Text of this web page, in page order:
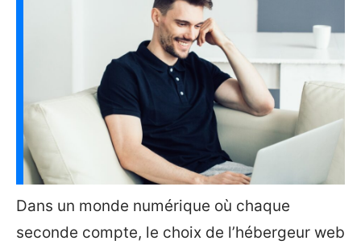
Dans un monde numérique où chaque
seconde compte, le choix de l’hébergeur web